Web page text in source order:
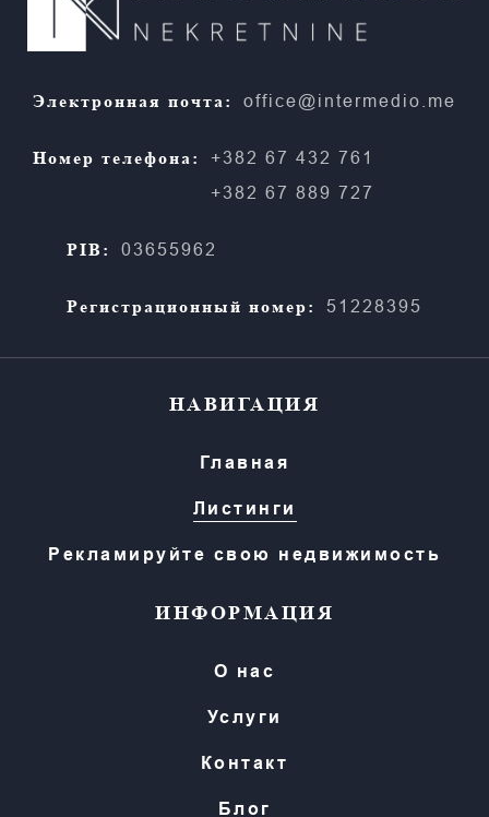
Электронная почта: office@intermedio.me
Номер телефона:
+382 67 432 761
+382 67 889 727
PIB: 03655962
Регистрационный номер: 51228395
НАВИГАЦИЯ
Главная
Листинги
Рекламируйте свою недвижимость
ИНФОРМАЦИЯ
О нас
Услуги
Контакт
Блог